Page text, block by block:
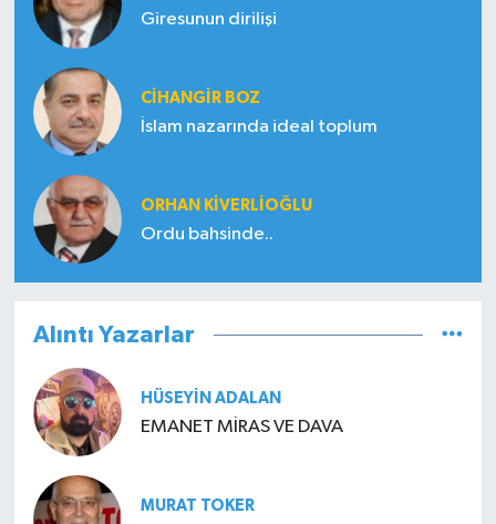
Giresunun dirilişi
CIHANGIR BOZ
İslam nazarında ideal toplum
ORHAN KIVERLIOĞLU
Ordu bahsinde..
Alıntı Yazarlar
HÜSEYIN ADALAN
EMANET MİRAS VE DAVA
MURAT TOKER